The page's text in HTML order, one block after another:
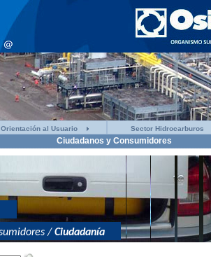
Orientación al Usuario Sector Hidrocarburos
Ciudadanos y Consumidores